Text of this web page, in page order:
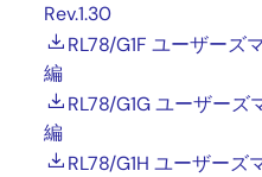
Rev.1.30
RL78/G1F ユーザー
編
RL78/G1G ユーザー
編
RL78/G1H ユーザー